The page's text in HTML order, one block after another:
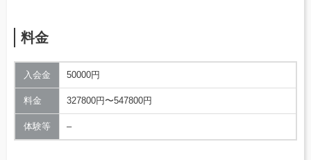
料金
入会金 50000円
料金 327800円〜547800円
体験等 –